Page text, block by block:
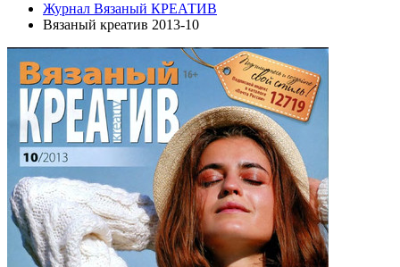
Журнал Вязаный КРЕАТИВ
Вязаный креатив 2013-10